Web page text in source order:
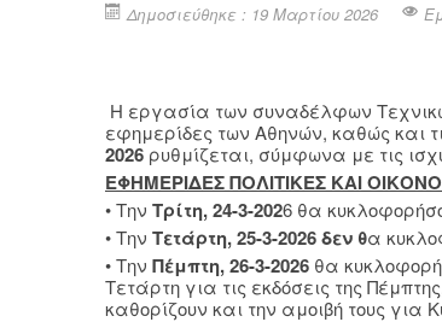
Δημοσιεύθηκε : 19 Μαρτίου 2026
Η εργασία των συναδέλφων
εφημερίδες των Αθηνών, καθώς και
2026 ρυθμίζεται, σύμφωνα με τις
ΕΦΗΜΕΡΙΔΕΣ ΠΟΛΙΤΙΚΕΣ ΚΑΙ
• Την Τρίτη, 24-3-2026 θα
• Την Τετάρτη, 25-3-2026 δεν θα
• Την Πέμπτη, 26-3-2026 θα
Τετάρτη για τις εκδόσεις της
καθορίζουν και την αμοιβή τους για